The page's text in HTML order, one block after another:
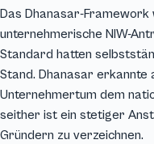
Das Dhanasar-
unternehmerische NIW-
Standard hatten
Stand. Dhanasar erkannte
Unternehmertum dem
seither ist ein stetiger
Gründern zu verzeichnen.